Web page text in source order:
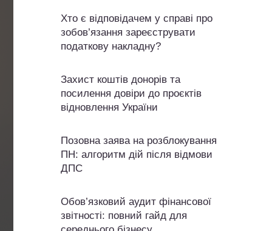
Хто є відповідачем у справі про
зобов’язання зареєструвати
податкову накладну?
Захист коштів донорів та
посилення довіри до проєктів
відновлення України
Позовна заява на розблокування
ПН: алгоритм дій після відмови
ДПС
Обов’язковий аудит фінансової
звітності: повний гайд для